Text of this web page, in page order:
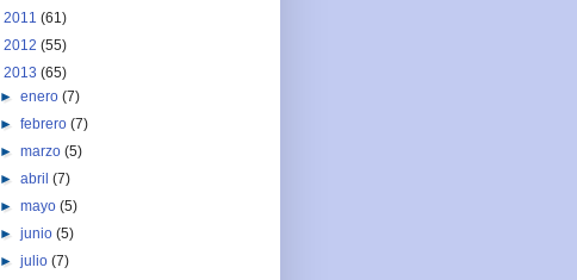
2011 (61)
2012 (55)
2013 (65)
► enero (7)
► febrero (7)
► marzo (5)
► abril (7)
► mayo (5)
► junio (5)
► julio (7)